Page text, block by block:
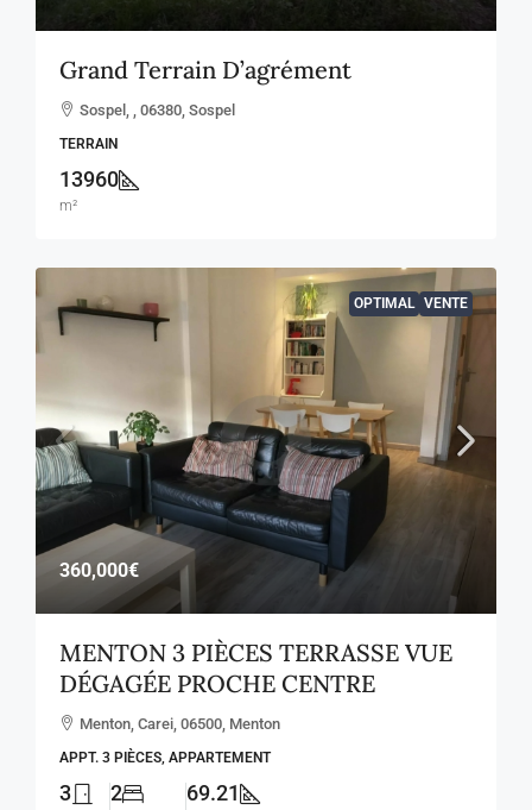
Grand Terrain D’agrément
Sospel, , 06380, Sospel
TERRAIN
13960
m²
OPTIMAL VENTE
360,000€
MENTON 3 PIÈCES TERRASSE VUE
DÉGAGÉE PROCHE CENTRE
Menton, Carei, 06500, Menton
APPT. 3 PIÈCES, APPARTEMENT
3 2 69.21